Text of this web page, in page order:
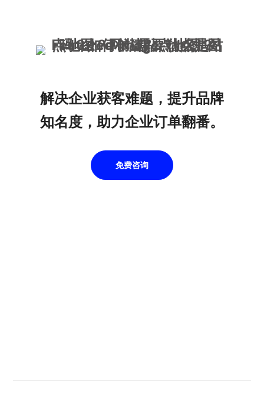
解决企业获客难题，提升品牌
知名度，助力企业订单翻番。
免费咨询